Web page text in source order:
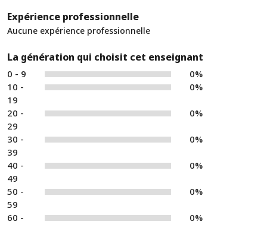
Expérience professionnelle
Aucune expérience professionnelle
La génération qui choisit cet enseignant
0 - 9
0%
10 -
19
0%
20 -
29
0%
30 -
39
0%
40 -
49
0%
50 -
59
0%
60 - 0%